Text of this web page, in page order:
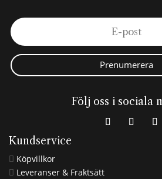
Prenumerera
Följ oss i sociala
Kundservice
 Köpvillkor
 Leveranser & Fraktsätt